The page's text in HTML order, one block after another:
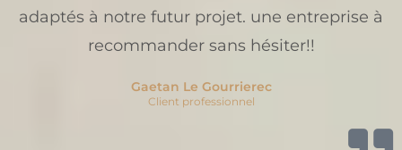
adaptés à notre futur projet. une entreprise à
recommander sans hésiter!!
Gaetan Le Gourrierec
Client professionnel